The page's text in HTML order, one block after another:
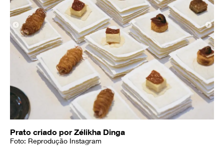
Prato criado por Zélikha Dinga
Foto: Reprodução Instagram